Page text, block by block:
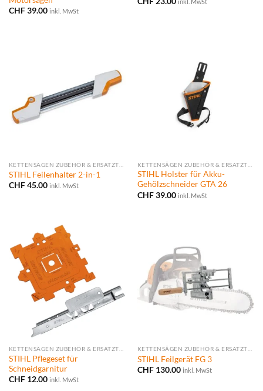
CHF39.00 inkl. MwSt
STIHL Feilenhalter 2-in-1
CHF45.00 inkl. MwSt
STIHL Holster für Akku-
Gehölzschneider GTA 26
CHF39.00 inkl. MwSt
STIHL Pflegeset für
Schneidgarnitur
CHF12.00 inkl. MwSt
STIHL Feilgerät FG 3
CHF130.00 inkl. MwSt